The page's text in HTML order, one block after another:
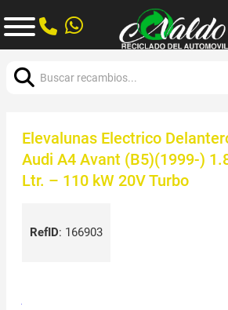
Elevalunas Electrico
Audi A4 Avant (B5)(1999-)
Ltr. – 110 kW 20V Turbo
RefID: 166903